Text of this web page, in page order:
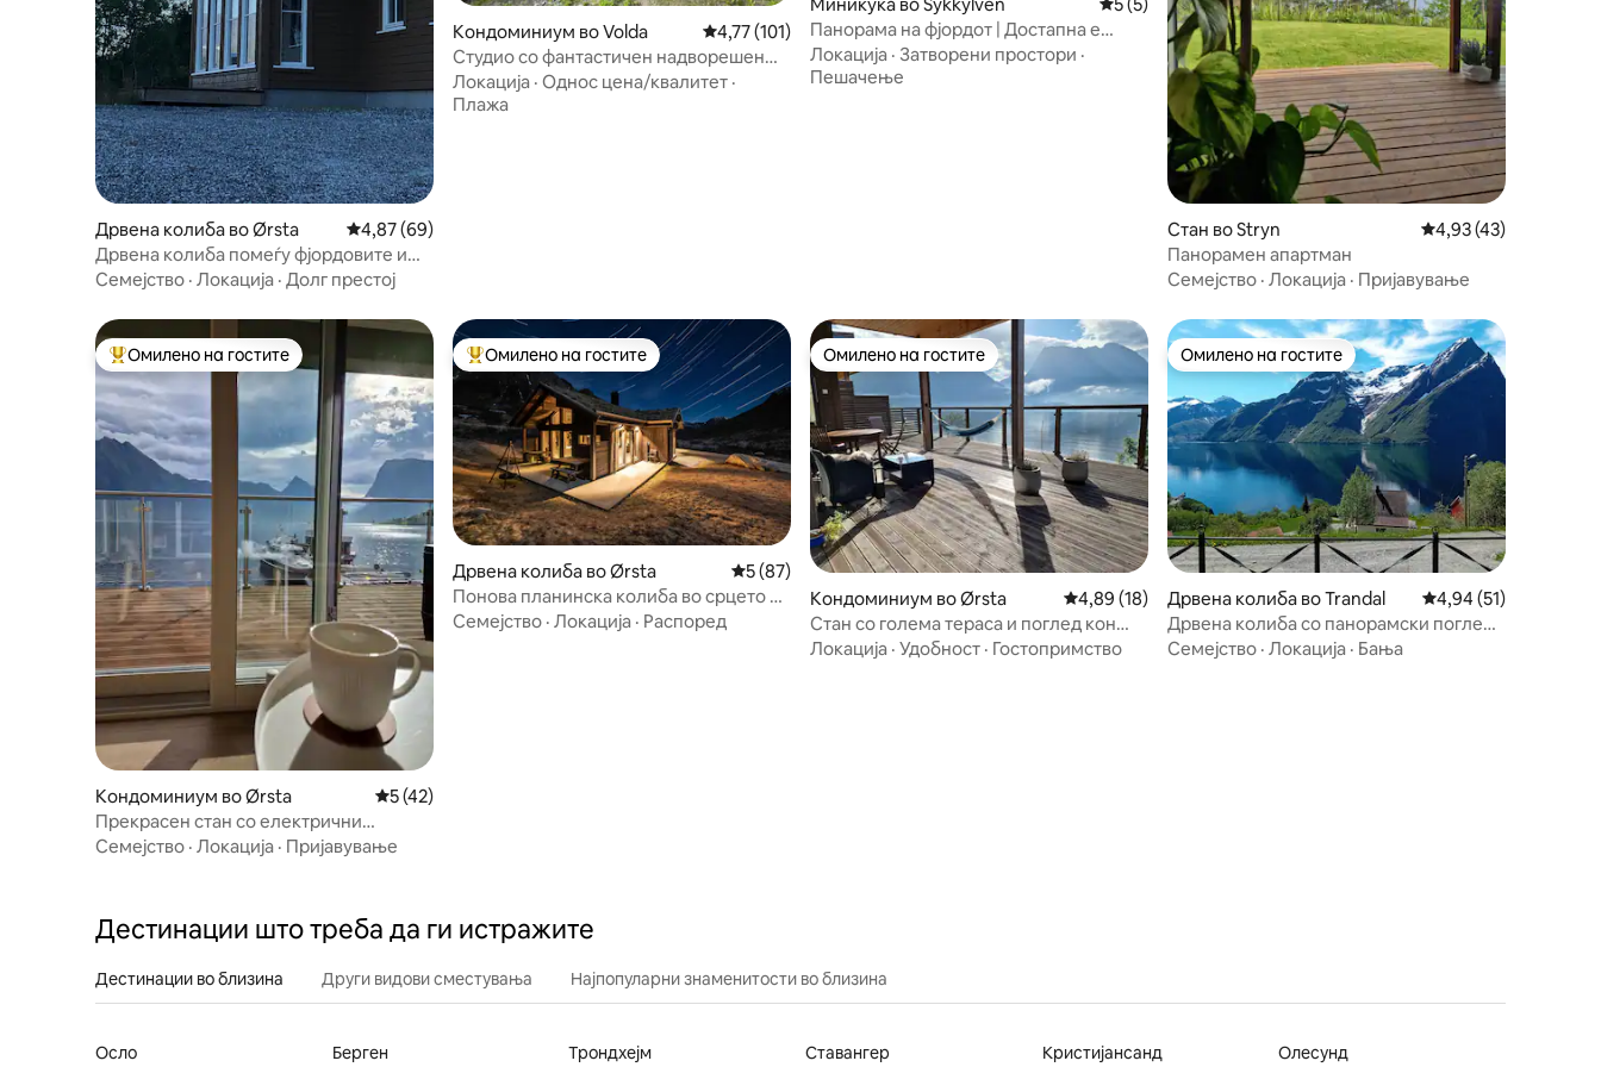
Дрвена колиба во Ørsta Просечна оцена: 4,87 од 5, 69 рецензии
4,87 (69)
Дрвена колиба помеѓу фјордовите и
планините во Sunnmøre за
Семејство · Локација · Долг престој
Кондоминиум во Volda Просечна оцена: 4,77 од 5, 101 рецензии
4,77 (101)
Студио со фантастичен надворешен
простор
Локација · Однос цена/квалитет ·
Плажа
Панорама на фјордот | Достапна е
приватна сауна на фјордот
Локација · Затворени простори ·
Пешачење
Стан во Stryn Просечна оцена:
4,93 (43)
Панорамен апартман
Семејство · Локација · Пријавување
Меѓу најуспешните „Омилени на гостите“
Омилено на гостите
Кондоминиум во Ørsta Просечна оцена: 5 од 5, 42 рецензии
5 (42)
Прекрасен стан со електрични
автомобили на пристаништето Себо
Семејство · Локација · Пријавување
Меѓу најуспешните „Омилени на гостите“
Омилено на гостите
Дрвена колиба во Ørsta Просечна оцена: 5 од 5, 87 рецензии
5 (87)
Понова планинска колиба во срцето на
Sunnmørsalpane.
Семејство · Локација · Распоред
Омилено на гостите
Омилено на гостите
Кондоминиум во Ørsta Просечна оцена: 4,89 од 5, 18 рецензии
4,89 (18)
Стан со голема тераса и поглед кон
фјорд.
Локација · Удобност · Гостопримство
Омилено на гостите
Омилено на гостите
Дрвена колиба во Trandal Просечна оцена:
4,94 (51)
Дрвена колиба со панорамски поглед
кон Hjørundfjorden
Семејство · Локација · Бања
Дестинации што треба да ги истражите
Дестинации во близина Други видови сместувања Најпопуларни знаменитости во близина
Осло
Берген
Трондхејм
Ставангер
Кристијансанд
Олесунд